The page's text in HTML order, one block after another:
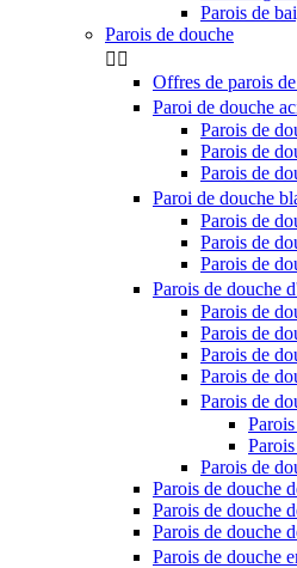
Parois de
Parois de douche
 
Offres de parois
Paroi de douche
Parois de
Parois de
Parois de
Paroi de douche
Parois de
Parois de
Parois de
Parois de douche
Parois de
Parois de
Parois de
Parois de
Parois de
Parois de
Parois de douche
Parois de douche
Parois de douche
Parois de douche